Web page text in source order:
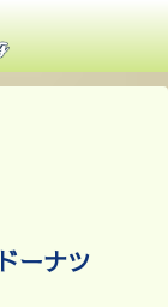
ーナツ